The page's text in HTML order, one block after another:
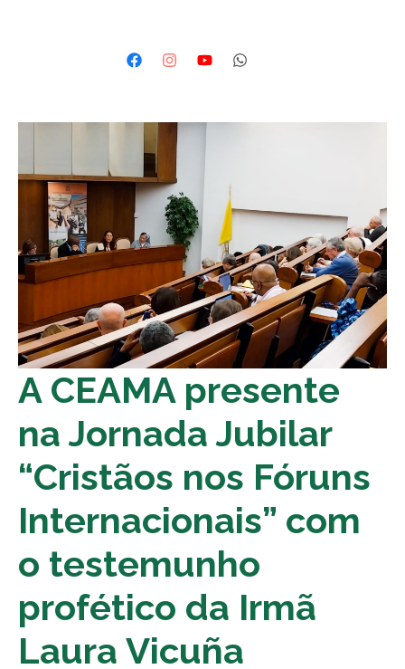
A CEAMA presente
na Jornada Jubilar
“Cristãos nos Fóruns
Internacionais” com
o testemunho
profético da Irmã
Laura Vicuña